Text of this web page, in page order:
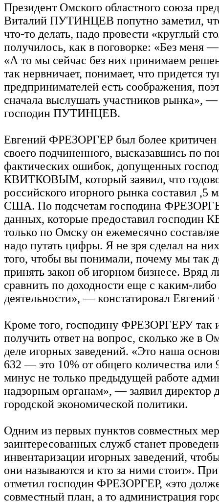
Президент Омского областного союза
Виталий ПУТИНЦЕВ попутно заметил,
что-то делать, надо провести «круглый
получилось, как в поговорке: «Без меня
«А то мы сейчас без них принимаем
так нервничает, понимает, что придется
предпринимателей есть соображения,
сначала выслушать участников рынка», —
господин ПУТИНЦЕВ.
Евгений ФРЕЗОРГЕР был более критичен
своего подчиненного, высказавшись по
фактических ошибок, допущенных
КВИТКОВЫМ, который заявил, что
российского игорного рынка составил ,5
США. По подсчетам господина
данных, которые предоставил господин
только по Омску он ежемесячно
надо путать цифры. Я не зря сделал на
того, чтобы вы понимали, почему мы так
принять закон об игорном бизнесе. Вряд
сравнить по доходности еще с каким-
деятельности», — констатировал
Кроме того, господину ФРЕЗОРГЕРУ так
получить ответ на вопрос, сколько же в
деле игорных заведений. «Это наша
632 — это 10% от общего количества или
минус не только предыдущей работе
надзорным органам», — заявил директор
городской экономической политики.
Одним из первых пунктов совместных
заинтересованных служб станет
инвентаризации игорных заведений,
они называются и кто за ними стоит».
отметил господин ФРЕЗОРГЕР, «это
совместный план, а то администрация